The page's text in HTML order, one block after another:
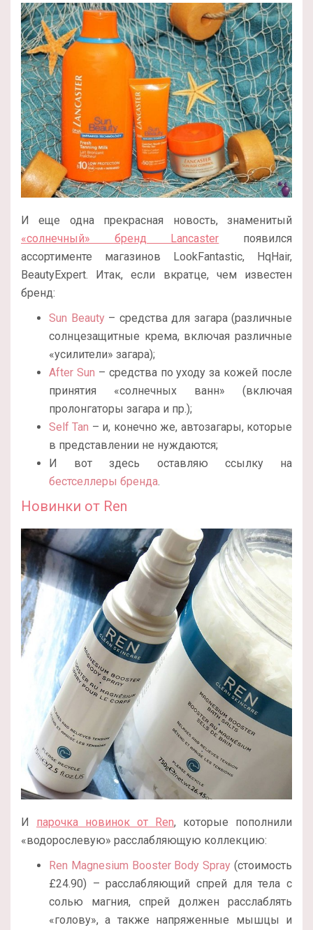
И еще одна прекрасная новость, знаменитый
«солнечный» бренд Lancaster появился
ассортименте магазинов LookFantastic, HqHair,
BeautyExpert. Итак, если вкратце, чем известен
бренд:
Sun Beauty– средства для загара (различные
солнцезащитные крема, включая различные
«усилители» загара);
After Sun – средства по уходу за кожей после
принятия «солнечных ванн» (включая
пролонгаторы загара и пр.);
Self Tan – и, конечно же, автозагары, которые
в представлении не нуждаются;
И вот здесь оставляю ссылку на
бестселлеры бренда.
Новинки от Ren
И парочка новинок от Ren, которые пополнили
«водорослевую» расслабляющую коллекцию:
Ren Magnesium Booster Body Spray (стоимость
£24.90) – расслабляющий спрей для тела с
солью магния, спрей должен расслаблять
«голову», а также напряженные мышцы и